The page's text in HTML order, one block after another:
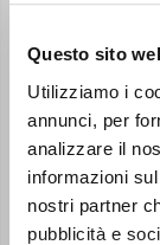
Questo sito
Utilizziamo i
annunci, per
analizzare il
informazioni
nostri partner
pubblicità e
€ 5,99
Dettagli